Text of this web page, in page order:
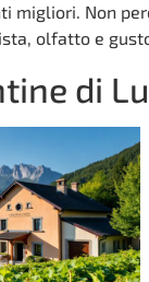
migliori. Non
olfatto e
di